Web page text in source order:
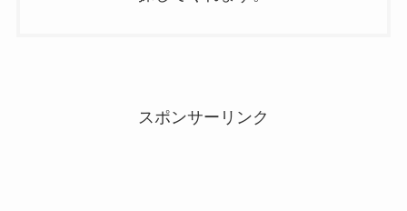
スポンサーリンク